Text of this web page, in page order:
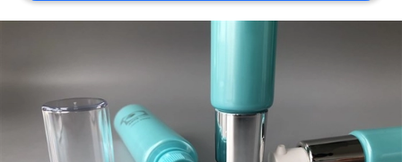
UNE
COMPANY
NEWS